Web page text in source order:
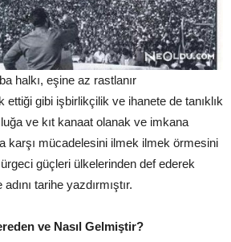
halkı, eşine az rastlanır
ettiği gibi işbirlikçilik ve ihanete de tanıklık
ve kıt kanaat olanak ve imkana
karşı mücadelesini ilmek ilmek örmesini
güçleri ülkelerinden def ederek
tarihe yazdırmıştır.
ve Nasıl Gelmiştir?